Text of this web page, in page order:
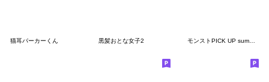
猫耳パーカーくん 黒髪おとな女子2 モンストPICK UP summer2022